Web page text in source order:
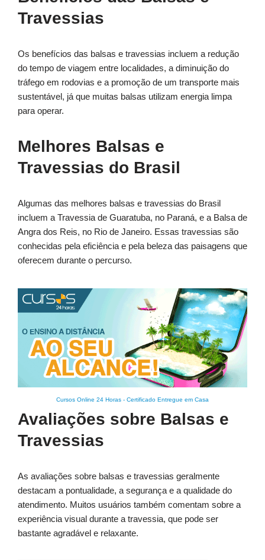
Travessias
Os benefícios das balsas e travessias incluem a redução
do tempo de viagem entre localidades, a diminuição do
tráfego em rodovias e a promoção de um transporte mais
sustentável, já que muitas balsas utilizam energia limpa
para operar.
Melhores Balsas e
Travessias do Brasil
Algumas das melhores balsas e travessias do Brasil
incluem a Travessia de Guaratuba, no Paraná, e a Balsa de
Angra dos Reis, no Rio de Janeiro. Essas travessias são
conhecidas pela eficiência e pela beleza das paisagens que
oferecem durante o percurso.
Cursos Online 24 Horas - Certificado Entregue em Casa
Avaliações sobre Balsas e
Travessias
As avaliações sobre balsas e travessias geralmente
destacam a pontualidade, a segurança e a qualidade do
atendimento. Muitos usuários também comentam sobre a
experiência visual durante a travessia, que pode ser
bastante agradável e relaxante.